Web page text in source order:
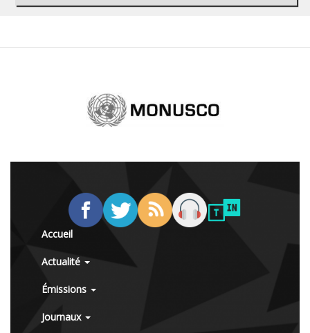
Accueil
Actualité
Émissions
Journaux